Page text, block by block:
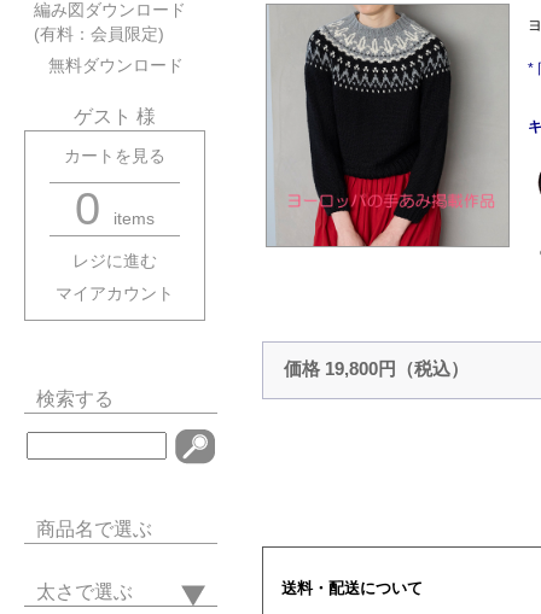
編み図ダウンロード
(有料：会員限定)
無料ダウンロード
ゲスト 様
カートを見る
0 items
レジに進む
マイアカウント
検索する
商品名で選ぶ
太さで選ぶ
*
価格 19,800円（税込）
送料・配送について